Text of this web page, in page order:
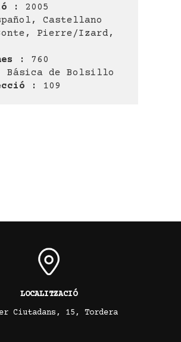
:
2005
Castellano
Pierre/Izard,
:
760
Básica de Bolsillo
:
109
LOCALITZACIÓ
Ciutadans, 15, Tordera